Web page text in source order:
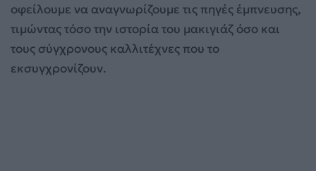
οφείλουμε να αναγνωρίζουμε τις πηγές έμπνευσης,
τιμώντας τόσο την ιστορία του μακιγιάζ όσο και
τους σύγχρονους καλλιτέχνες που το
εκσυγχρονίζουν.